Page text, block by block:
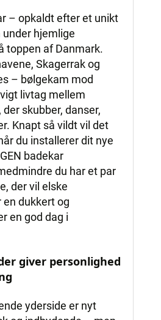
– opkaldt efter et unikt
hjemlige
toppen af Danmark.
Skagerrak og
– bølgekam mod
livtag mellem
skubber, danser,
Knapt så vildt vil det
du installerer dit nye
badekar
du har et par
der vil elske
dukkert og
en god dag i
giver personlighed
yderside er nyt